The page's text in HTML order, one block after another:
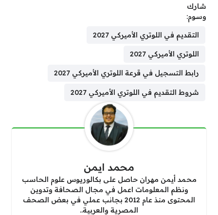
شارك
وسوم:
التقديم في اللوتري الأميركي 2027
اللوتري الأميركي 2027
رابط التسجيل في قرعة اللوتري الأميركي 2027
شروط التقديم في اللوتري الأميركي 2027
محمد ايمن
محمد أيمن مهران حاصل على بكالوريوس علوم الحاسب
ونظم المعلومات اعمل في مجال الصحافة وتدوين
المحتوى منذ عام 2012 بجانب عملي في بعض الصحف
المصرية والعربية..